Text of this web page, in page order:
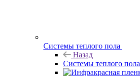
Системы теплого пола
Назад
Системы теплого пола